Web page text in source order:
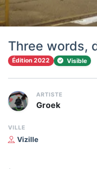
Three words,
Édition 2022 Visible
ARTISTE
Groek
VILLE
Vizille